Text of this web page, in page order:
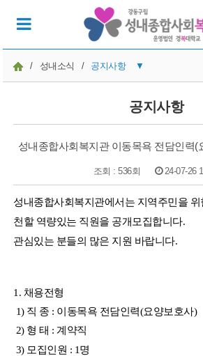
/ 성내소식 / 공지사항 ▼
성내이야기
성내뉴스
온라인 발간물
공지사항
성내종합사회복지관 이동목욕 전담인력(
조회 : 536회 24-07-26
본문
성내종합사회복지관에서는 지역주민을
천할 역량있는 직원을 공개모집합니다.
관심있는 분들의 많은 지원 바랍니다.
1. 채용전형
1) 직 종 : 이동목욕 전담인력(요양보호사)
2) 형 태 : 계약직
3) 모집인원 : 1명